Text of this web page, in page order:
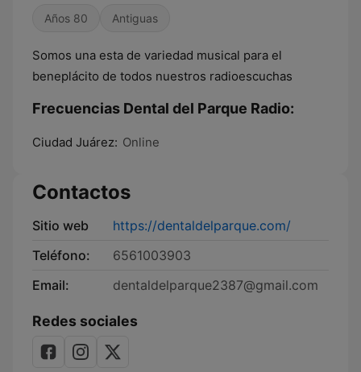
Años 80 Antiguas
Somos una esta de variedad musical para el
beneplácito de todos nuestros radioescuchas
Frecuencias Dental del Parque Radio:
Ciudad Juárez: Online
Contactos
Sitio web
https://dentaldelparque.com/
Teléfono:
6561003903
Email:
dentaldelparque2387@gmail.com
Redes sociales